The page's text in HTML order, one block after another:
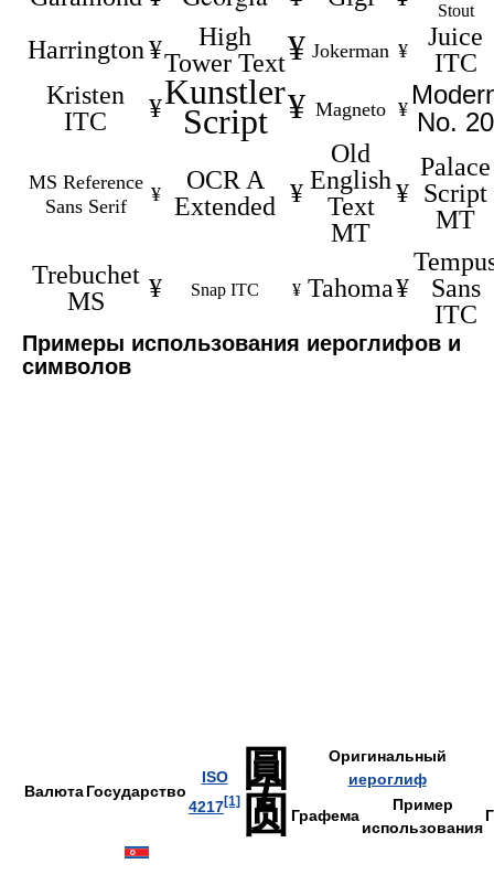
Stout
Harrington¥
High
Tower Text¥ Jokerman ¥
Juice
ITC
Kristen
ITC
¥Kunstler
Script ¥ Magneto ¥ No. 20
MS Reference
Sans Serif
¥
OCR A
Extended ¥
Old
English
Text
MT
¥
Palace
Script
MT
Trebuchet
MS
¥ Snap ITC ¥ Tahoma¥
Sans
ITC
Примеры использования иероглифов и
символов
ВалютаГосударство
ISO
4217[1]
圓
/
圆
Оригинальный
иероглиф
Графема
Пример
использования